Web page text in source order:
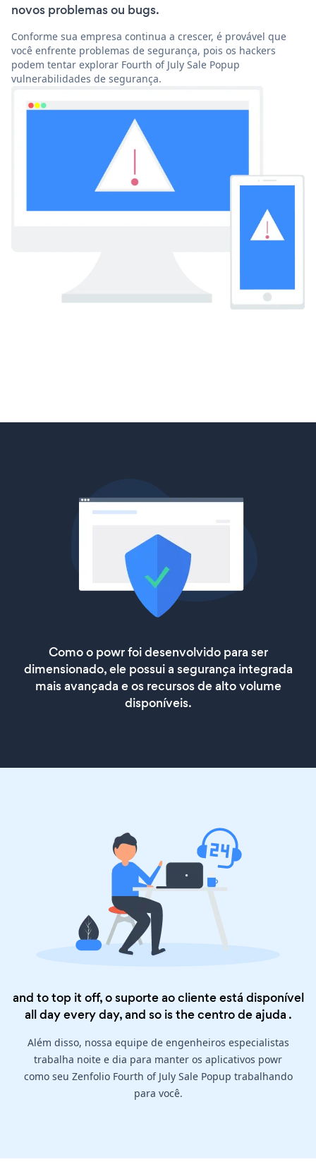
novos problemas ou bugs.
Conforme sua empresa continua a crescer, é provável que
você enfrente problemas de segurança, pois os hackers
podem tentar explorar Fourth of July Sale Popup
vulnerabilidades de segurança.
Como o powr foi desenvolvido para ser
dimensionado, ele possui a segurança integrada
mais avançada e os recursos de alto volume
disponíveis.
and to top it off, o suporte ao cliente está disponível
all day every day, and so is thecentro de ajuda .
Além disso, nossa equipe de engenheiros especialistas
trabalha noite e dia para manter os aplicativos powr
como seu Zenfolio Fourth of July Sale Popup trabalhando
para você.